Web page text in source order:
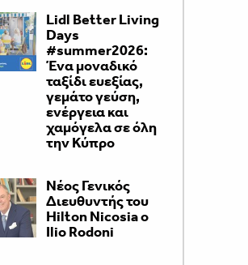
Lidl Better Living
Days
#summer2026:
Ένα μοναδικό
ταξίδι ευεξίας,
γεμάτο γεύση,
ενέργεια και
χαμόγελα σε όλη
την Κύπρο
Νέος Γενικός
Διευθυντής του
Hilton Nicosia ο
Ilio Rodoni